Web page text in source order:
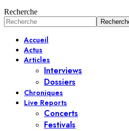
Recherche
Accueil
Actus
Articles
Interviews
Dossiers
Chroniques
Live Reports
Concerts
Festivals